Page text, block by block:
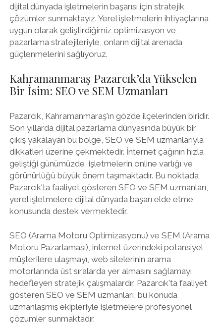
dijital dünyada işletmelerin başarısı için stratejik
çözümler sunmaktayız. Yerel işletmelerin ihtiyaçlarına
uygun olarak geliştirdiğimiz optimizasyon ve
pazarlama stratejileriyle, onların dijital arenada
güçlenmelerini sağlıyoruz.
Kahramanmaraş Pazarcık’da Yükselen
Bir İsim: SEO ve SEM Uzmanları
Pazarcık, Kahramanmaraş'ın gözde ilçelerinden biridir.
Son yıllarda dijital pazarlama dünyasında büyük bir
çıkış yakalayan bu bölge, SEO ve SEM uzmanlarıyla
dikkatleri üzerine çekmektedir. İnternet çağının hızla
geliştiği günümüzde, işletmelerin online varlığı ve
görünürlüğü büyük önem taşımaktadır. Bu noktada,
Pazarcık'ta faaliyet gösteren SEO ve SEM uzmanları,
yerel işletmelere dijital dünyada başarı elde etme
konusunda destek vermektedir.
SEO (Arama Motoru Optimizasyonu) ve SEM (Arama
Motoru Pazarlaması), internet üzerindeki potansiyel
müşterilere ulaşmayı, web sitelerinin arama
motorlarında üst sıralarda yer almasını sağlamayı
hedefleyen stratejik çalışmalardır. Pazarcık'ta faaliyet
gösteren SEO ve SEM uzmanları, bu konuda
uzmanlaşmış ekipleriyle işletmelere profesyonel
çözümler sunmaktadır.